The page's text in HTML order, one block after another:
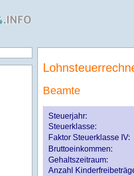
Beamte
Steuerjahr:
Steuerklasse:
Faktor Steuerklasse IV:
Bruttoeinkommen:
Gehaltszeitraum:
Anzahl